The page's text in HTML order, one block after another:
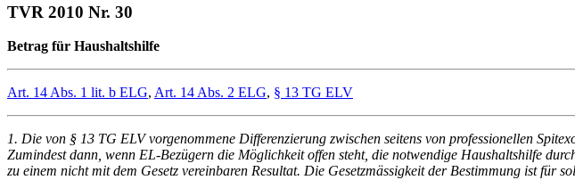
TVR 2010 Nr. 30
Betrag für Haushaltshilfe
Art. 14 Abs. 1 lit. b ELG, Art. 14 Abs. 2 ELG, § 13 TG ELV
1. Die von § 13 TG ELV vorgenommene Differenzierung zwischen seitens von professionellen
Zumindest dann, wenn EL-Bezügern die Möglichkeit offen steht, die notwendige Haushaltshilfe
zu einem nicht mit dem Gesetz vereinbaren Resultat. Die Gesetzmässigkeit der Bestimmung ist für